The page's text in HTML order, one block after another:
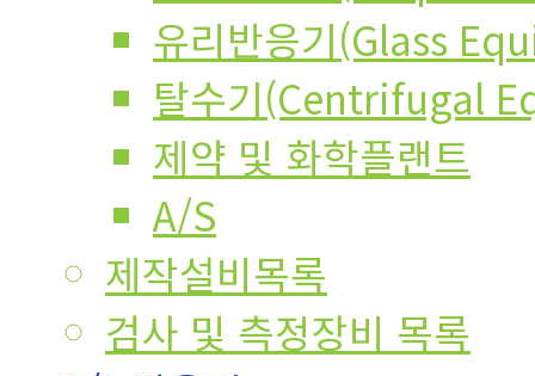
유리반응기(Glass
탈수기(Centrifugal
제약 및 화학플랜트
A/S
제작설비목록
검사 및 측정장비 목록